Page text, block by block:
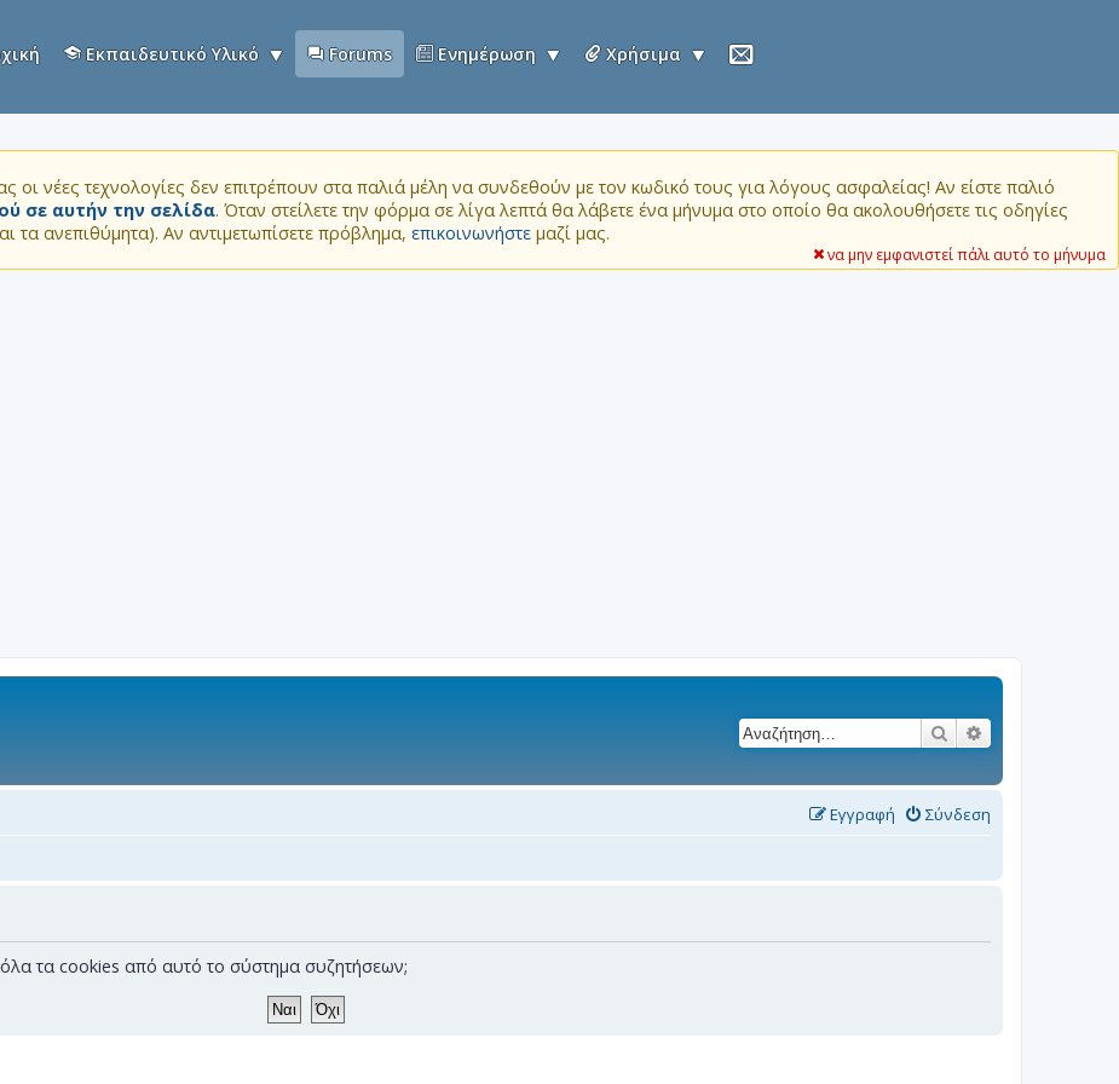
Εκπαιδευτικό Υλικό Forums Ενημέρωση Χρήσιμα
οι νέες τεχνολογίες δεν επιτρέπουν στα παλιά μέλη να συνδεθούν με τον κωδικό τους για λόγους ασφαλείας! Αν είστε παλιό
σε αυτήν την σελίδα. Όταν στείλετε την φόρμα σε λίγα λεπτά θα λάβετε ένα μήνυμα στο οποίο θα ακολουθήσετε τις οδηγίες
τα ανεπιθύμητα). Αν αντιμετωπίσετε πρόβλημα, επικοινωνήστε μαζί μας.
να μην εμφανιστεί πάλι αυτό το μήνυμα
Αναζήτηση
Σύνδεση
Εγγραφή
τα cookies από αυτό το σύστημα συζητήσεων;